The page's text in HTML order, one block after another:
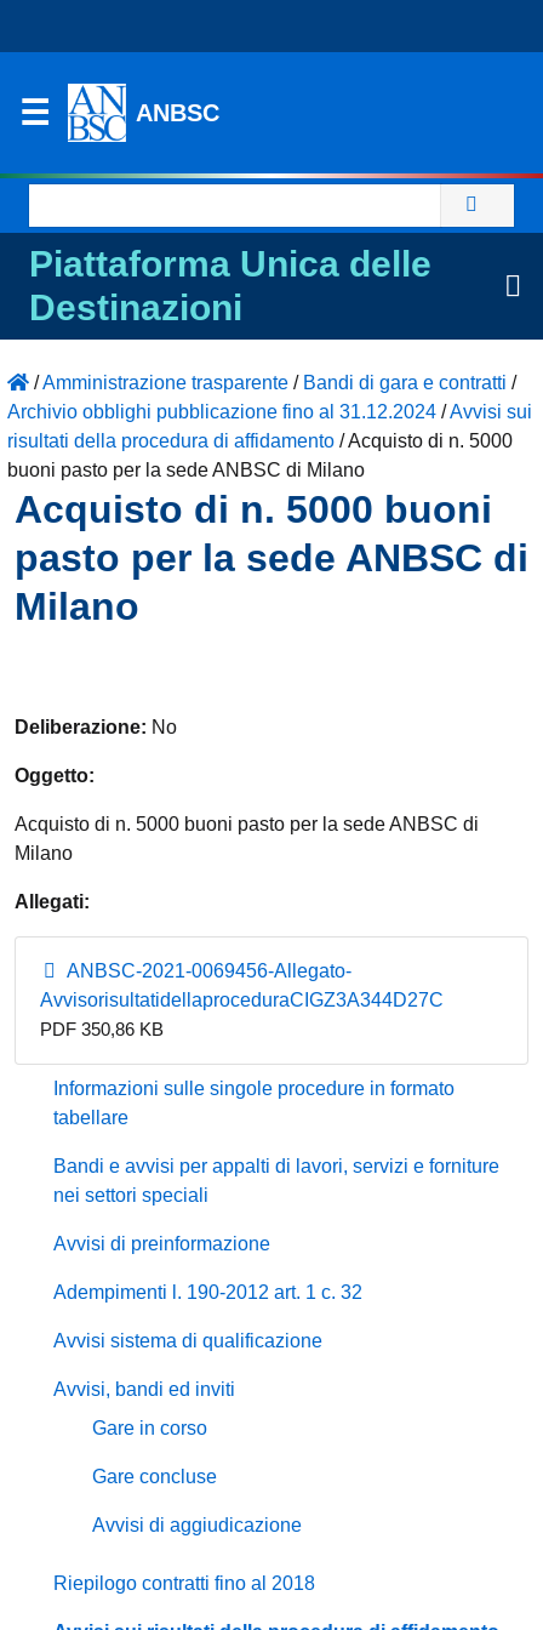
ANBSC
per:
Piattaforma Unica delle
Destinazioni
/Amministrazione trasparente / Bandi di gara e contratti /
Archivio obblighi pubblicazione fino al 31.12.2024 /Avvisi sui
risultati della procedura di affidamento /Acquisto di n. 5000
buoni pasto per la sede ANBSC di Milano
Acquisto di n. 5000 buoni
pasto per la sede ANBSC di
Milano
Deliberazione: No
Oggetto:
Acquisto di n. 5000 buoni pasto per la sede ANBSC di
Milano
Allegati:
ANBSC-2021-0069456-Allegato-
AvvisorisultatidellaproceduraCIGZ3A344D27C
PDF 350,86 KB
Informazioni sulle singole procedure in formato
tabellare
Bandi e avvisi per appalti di lavori, servizi e forniture
nei settori speciali
Avvisi di preinformazione
Adempimenti l. 190-2012 art. 1 c. 32
Avvisi sistema di qualificazione
Avvisi, bandi ed inviti
Gare in corso
Gare concluse
Avvisi di aggiudicazione
Riepilogo contratti fino al 2018